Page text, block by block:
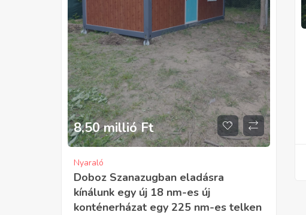
8,50 millió Ft
Nyaraló
Doboz Szanazugban eladásra
kínálunk egy új 18 nm-es új
konténerházat egy 225 nm-es telken